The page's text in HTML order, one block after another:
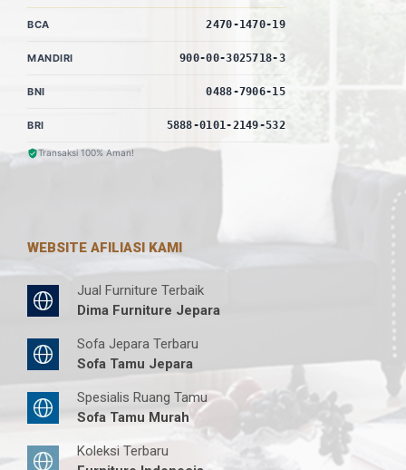
BCA 2470-1470-19
MANDIRI 900-00-3025718-3
BNI 0488-7906-15
BRI 5888-0101-2149-532
Transaksi 100% Aman!
WEBSITE AFILIASI KAMI
Jual Furniture Terbaik
Dima Furniture Jepara
Sofa Jepara Terbaru
Sofa Tamu Jepara
Spesialis Ruang Tamu
Sofa Tamu Murah
Koleksi Terbaru